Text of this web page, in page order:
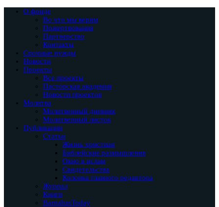
О фонде
Во что мы верим
Пожертвования
Партнерство
Контакты
Срочные нужды
Новости
Проекты
Все проекты
Пасторская академия
Новости проектов
Молитва
Молитвенный дневник
Молитвенный листок
Публикации
Статьи
Жизнь христиан
Библейские размышления
Окно в ислам
Свидетельства
Колонка главного редактора
Журнал
Книги
BarnabasToday